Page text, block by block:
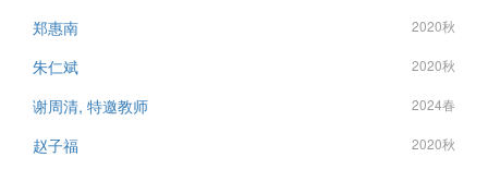
郑惠南 2020秋
朱仁斌 2020秋
谢周清, 特邀教师 2024春
赵子福 2020秋